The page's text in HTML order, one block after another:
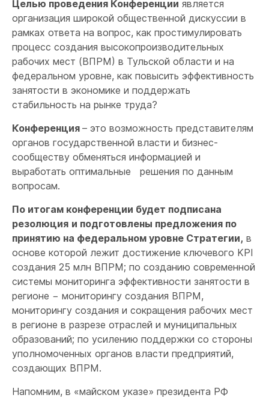
Целью проведения Конференции является
организация широкой общественной дискуссии в
рамках ответа на вопрос, как простимулировать
процесс создания высокопроизводительных
рабочих мест (ВПРМ) в Тульской области и на
федеральном уровне, как повысить эффективность
занятости в экономике и поддержать
стабильность на рынке труда?
Конференция – это возможность представителям
органов государственной власти и бизнес-
сообществу обменяться информацией и
выработать оптимальные решения по данным
вопросам.
По итогам конференции будет подписана
резолюция и подготовлены предложения по
принятию на федеральном уровне Стратегии, в
основе которой лежит достижение ключевого KPI
создания 25 млн ВПРМ; по созданию современной
системы мониторинга эффективности занятости в
регионе − мониторингу создания ВПРМ,
мониторингу создания и сокращения рабочих мест
в регионе в разрезе отраслей и муниципальных
образований; по усилению поддержки со стороны
уполномоченных органов власти предприятий,
создающих ВПРМ.
Напомним, в «майском указе» президента РФ